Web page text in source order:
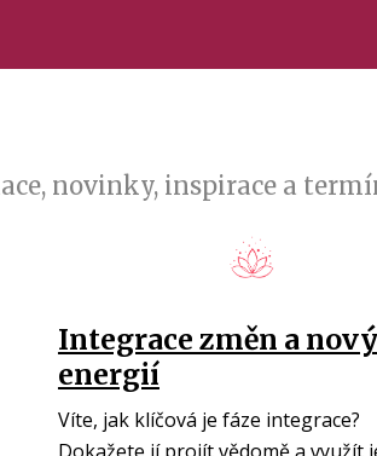
novinky, inspirace a
Integrace změn a
energií
Víte, jak klíčová je fáze integrace?